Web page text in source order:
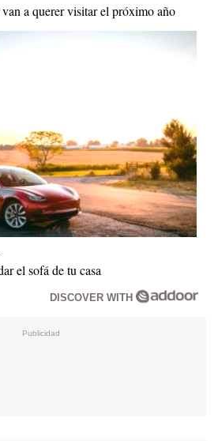
a querer visitar el próximo año
el sofá de tu casa
DISCOVER WITH